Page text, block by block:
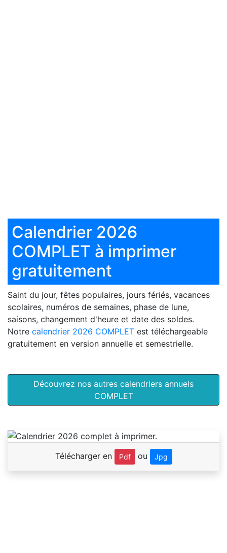
Calendrier 2026
COMPLET à imprimer
gratuitement
Saint du jour, fêtes populaires, jours fériés, vacances
scolaires, numéros de semaines, phase de lune,
saisons, changement d'heure et date des soldes.
Notre calendrier 2026 COMPLET est téléchargeable
gratuitement en version annuelle et semestrielle.
Découvrez nos autres calendriers annuels
COMPLET
Télécharger en Pdf ou Jpg